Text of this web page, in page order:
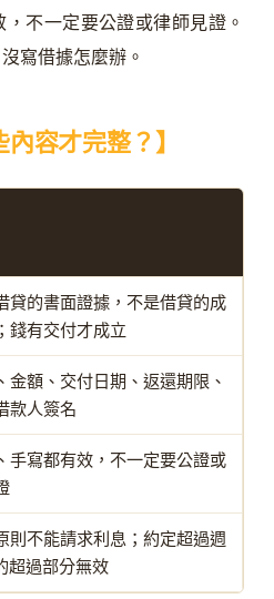
不一定要公證或律師見證。
寫借據怎麼辦。
內容才完整？】
貸的書面證據，不是借貸的成
錢有交付才成立
金額、交付日期、返還期限、
款人簽名
手寫都有效，不一定要公證或
則不能請求利息；約定超過週
超過部分無效